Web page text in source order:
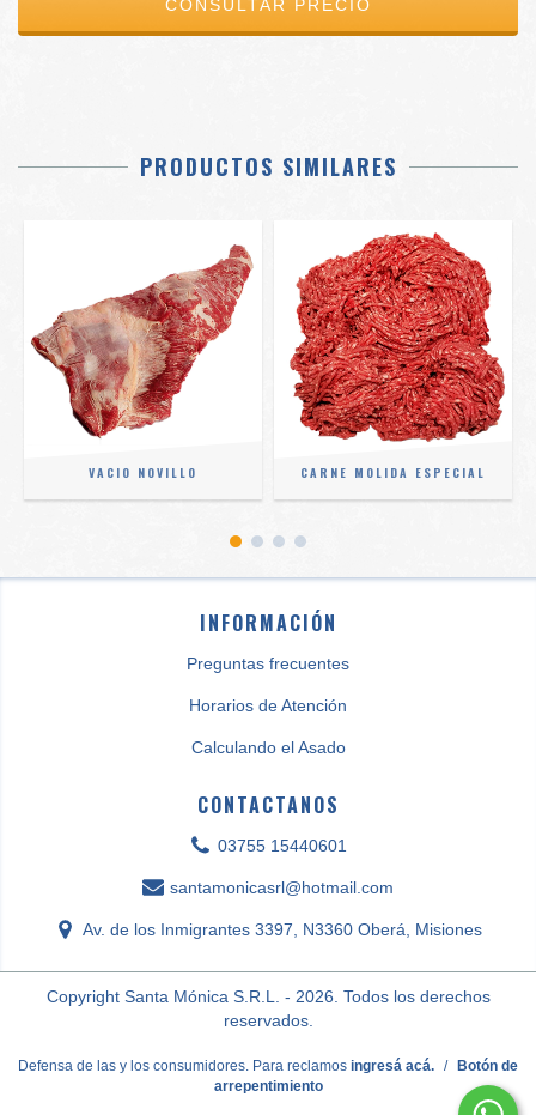
PRODUCTOS SIMILARES
VACIO NOVILLO CARNE MOLIDA ESPECIAL
INFORMACIÓN
Preguntas frecuentes
Horarios de Atención
Calculando el Asado
CONTACTANOS
03755 15440601
santamonicasrl@hotmail.com
Av. de los Inmigrantes 3397, N3360 Oberá, Misiones
Copyright Santa Mónica S.R.L. - 2026. Todos los derechos
reservados.
Defensa de las y los consumidores. Para reclamos ingresá acá. /
Botón de
arrepentimiento